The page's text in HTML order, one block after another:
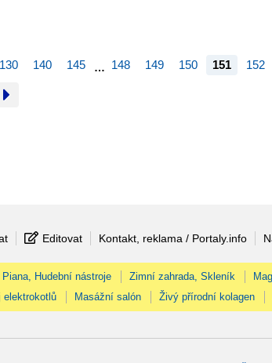
130 140 145 … 148 149 150 151 152
Editovat Kontakt, reklama / Portaly.info
Hudební nástroje Zimní zahrada, Skleník
elektrokotlů Masážní salón Živý přírodní kolagen